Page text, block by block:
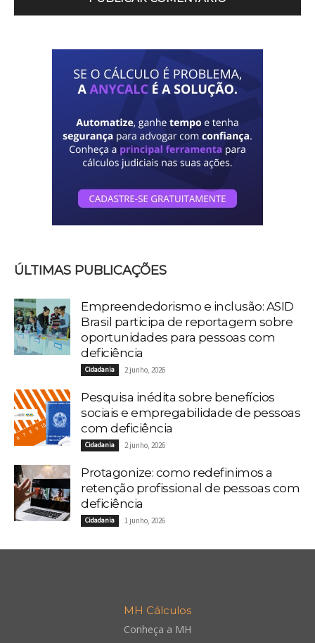
ÚLTIMAS PUBLICAÇÕES
Empreendedorismo e inclusão: ASID
Brasil participa de reportagem sobre
oportunidades para pessoas com
deficiência
Cidadania 2 junho, 2026
Pesquisa inédita sobre benefícios
sociais e empregabilidade de pessoas
com deficiência
Cidadania 2 junho, 2026
Protagonize: como redefinimos a
retenção profissional de pessoas com
deficiência
Cidadania 1 junho, 2026
MH Cálculos
Conheça a MH